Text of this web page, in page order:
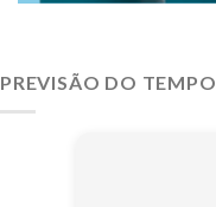
PREVISÃO DO TEMPO